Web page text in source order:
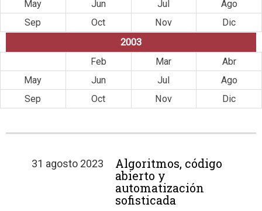
May
Jun Jul
Ago
Sep
Oct Nov
Dic
2003
Feb Mar
Abr
May
Jun Jul
Ago
Sep
Oct Nov Dic
31 agosto 2023
Algoritmos, código
abierto y
automatización
sofisticada